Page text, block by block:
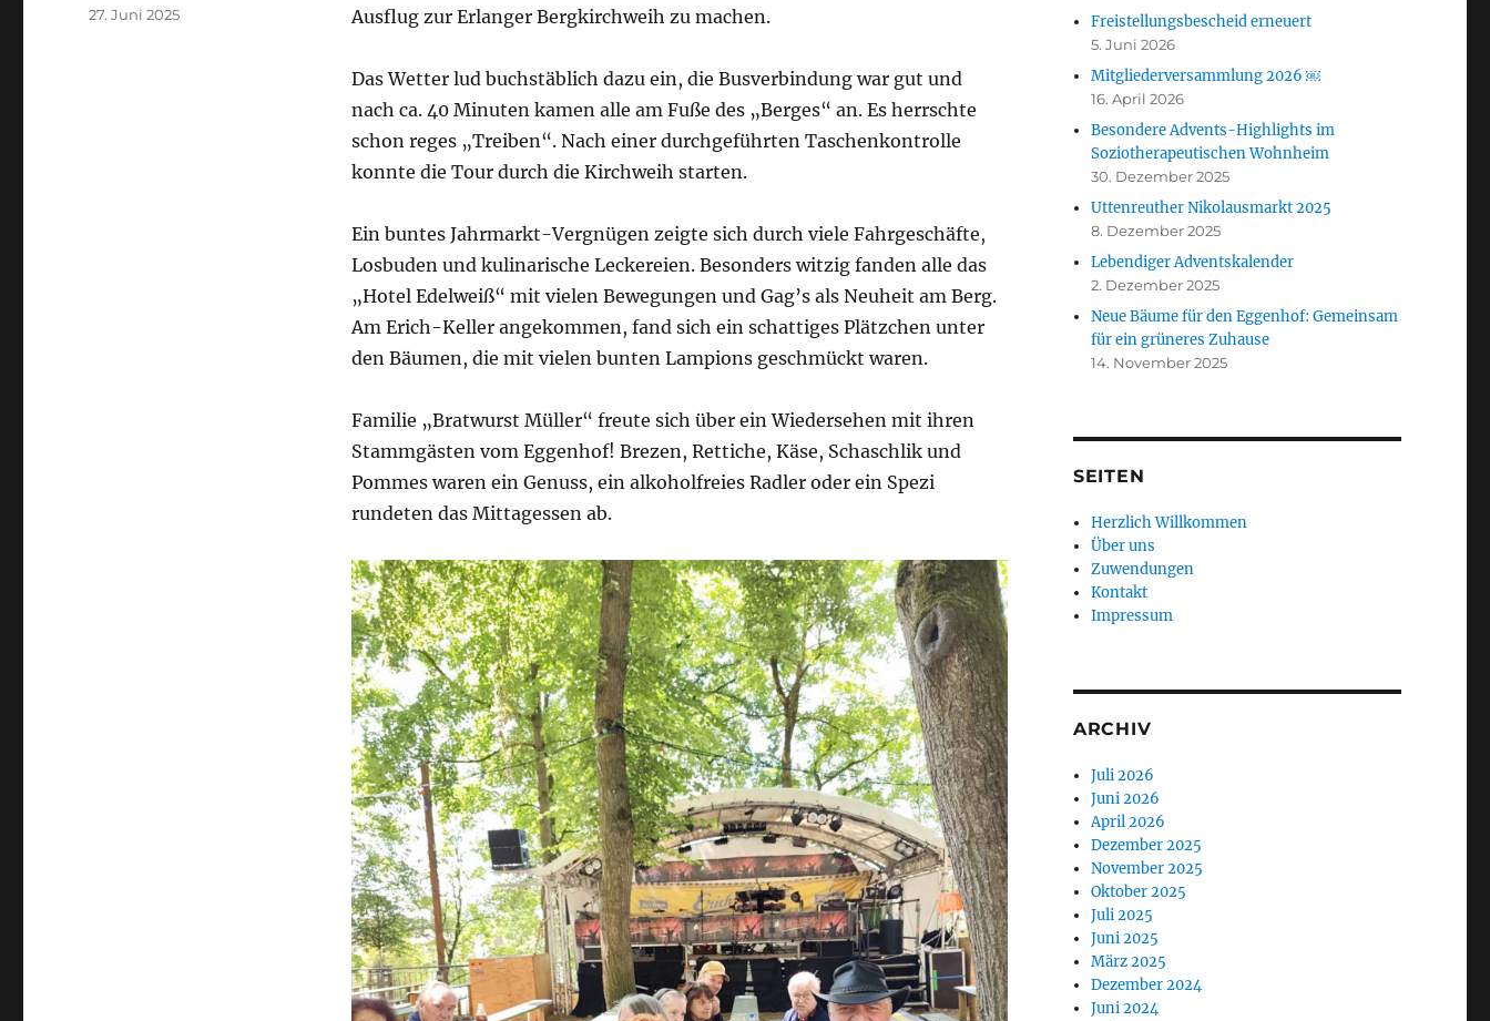
Ausflug zur Erlanger Bergkirchweih zu machen.
Das Wetter lud buchstäblich dazu ein, die Busverbindung war gut und
nach ca. 40 Minuten kamen alle am Fuße des „Berges“ an. Es herrschte
schon reges „Treiben“. Nach einer durchgeführten Taschenkontrolle
konnte die Tour durch die Kirchweih starten.
Ein buntes Jahrmarkt-Vergnügen zeigte sich durch viele Fahrgeschäfte,
Losbuden und kulinarische Leckereien. Besonders witzig fanden alle das
„Hotel Edelweiß“ mit vielen Bewegungen und Gag’s als Neuheit am Berg.
Am Erich-Keller angekommen, fand sich ein schattiges Plätzchen unter
den Bäumen, die mit vielen bunten Lampions geschmückt waren.
Familie „Bratwurst Müller“ freute sich über ein Wiedersehen mit ihren
Stammgästen vom Eggenhof! Brezen, Rettiche, Käse, Schaschlik und
Pommes waren ein Genuss, ein alkoholfreies Radler oder ein Spezi
rundeten das Mittagessen ab.
Veröffentlicht
27. Juni 2025 Freistellungsbescheid erneuert
5. Juni 2026
Mitgliederversammlung 2026 ￼
16. April 2026
Besondere Advents-Highlights im
Soziotherapeutischen Wohnheim
30. Dezember 2025
Uttenreuther Nikolausmarkt 2025
8. Dezember 2025
Lebendiger Adventskalender
2. Dezember 2025
Neue Bäume für den Eggenhof: Gemeinsam
für ein grüneres Zuhause
14. November 2025
SEITEN
Herzlich Willkommen
Über uns
Zuwendungen
Kontakt
Impressum
ARCHIV
Juli 2026
Juni 2026
April 2026
Dezember 2025
November 2025
Oktober 2025
Juli 2025
Juni 2025
März 2025
Dezember 2024
Juni 2024